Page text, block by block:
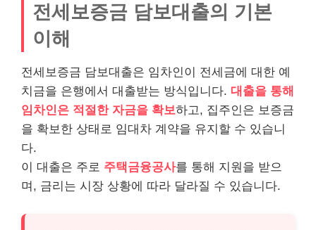
전세보증금 담보대출의 기본
이해
전세보증금 담보대출은 임차인이 전세금에 대한 예
치금을 은행에서 대출받는 방식입니다. 대출을 통해
임차인은 적절한 자금을 확보하고, 집주인은 보증금
을 확보한 상태로 임대차 계약을 유지할 수 있습니
다.
이 대출은 주로 주택금융공사를 통해 지원을 받으
며, 금리는 시장 상황에 따라 달라질 수 있습니다.